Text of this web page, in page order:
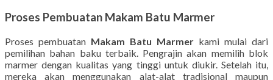
Proses Pembuatan Makam Batu Marmer
Proses pembuatan Makam Batu Marmer kami mulai dari
pemilihan bahan baku terbaik. Pengrajin akan memilih blok
marmer dengan kualitas yang tinggi untuk diukir. Setelah itu,
mereka akan menggunakan alat-alat tradisional maupun